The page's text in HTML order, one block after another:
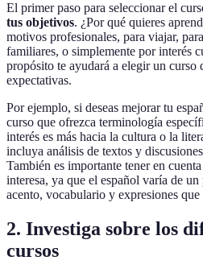
El primer paso para seleccionar el
tus objetivos. ¿Por qué quieres
motivos profesionales, para viajar,
familiares, o simplemente por interés
propósito te ayudará a elegir un curso
expectativas.
Por ejemplo, si deseas mejorar tu
curso que ofrezca terminología
interés es más hacia la cultura o la
incluya análisis de textos y
También es importante tener en
interesa, ya que el español varía de
acento, vocabulario y expresiones que
2. Investiga sobre los
cursos